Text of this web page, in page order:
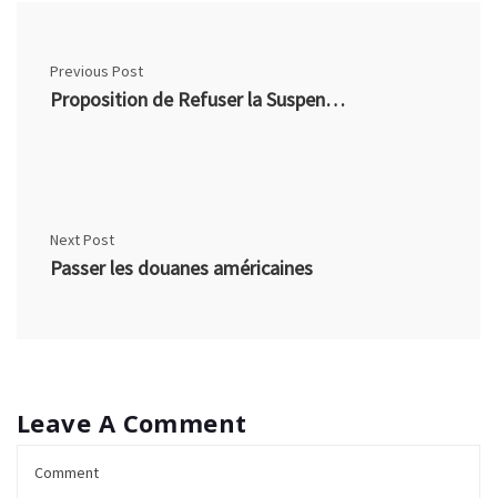
Previous Post
Proposition de Refuser la Suspension du Casier
Next Post
Passer les douanes américaines
Leave A Comment